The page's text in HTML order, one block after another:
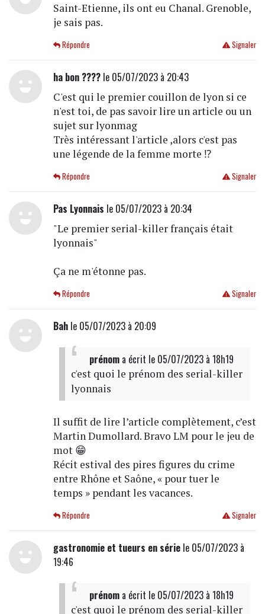
Saint-Etienne, ils ont eu Chanal. Grenoble,
je sais pas.
Signaler
Répondre
ha bon ????le 05/07/2023 à 20:43
C'est qui le premier couillon de lyon si ce
n'est toi, de pas savoir lire un article ou un
sujet sur lyonmag
Très intéressant l'article ,alors c'est pas
une légende de la femme morte ⁉️
Signaler
Répondre
Pas Lyonnais le 05/07/2023 à 20:34
"Le premier serial-killer français était
lyonnais"
Ça ne m'étonne pas.
Signaler
Répondre
Bahle 05/07/2023 à 20:09
prénoma écrit le 05/07/2023 à 18h19
c'est quoi le prénom des serial-killer
lyonnais
Il suffit de lire l’article complètement, c’est
Martin Dumollard. Bravo LM pour le jeu de
mot 😁
Récit estival des pires figures du crime
entre Rhône et Saône, « pour tuer le
temps » pendant les vacances.
Signaler
Répondre
gastronomie et tueurs en sériele 05/07/2023 à
19:46
prénoma écrit le 05/07/2023 à 18h19
c'est quoi le prénom des serial-killer